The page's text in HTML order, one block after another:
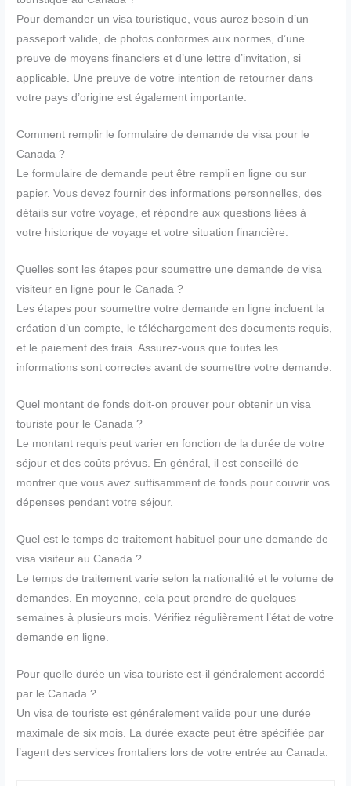
Pour demander un visa touristique, vous aurez besoin d’un
passeport valide, de photos conformes aux normes, d’une
preuve de moyens financiers et d’une lettre d’invitation, si
applicable. Une preuve de votre intention de retourner dans
votre pays d’origine est également importante.
Comment remplir le formulaire de demande de visa pour le
Canada ?
Le formulaire de demande peut être rempli en ligne ou sur
papier. Vous devez fournir des informations personnelles, des
détails sur votre voyage, et répondre aux questions liées à
votre historique de voyage et votre situation financière.
Quelles sont les étapes pour soumettre une demande de visa
visiteur en ligne pour le Canada ?
Les étapes pour soumettre votre demande en ligne incluent la
création d’un compte, le téléchargement des documents requis,
et le paiement des frais. Assurez-vous que toutes les
informations sont correctes avant de soumettre votre demande.
Quel montant de fonds doit-on prouver pour obtenir un visa
touriste pour le Canada ?
Le montant requis peut varier en fonction de la durée de votre
séjour et des coûts prévus. En général, il est conseillé de
montrer que vous avez suffisamment de fonds pour couvrir vos
dépenses pendant votre séjour.
Quel est le temps de traitement habituel pour une demande de
visa visiteur au Canada ?
Le temps de traitement varie selon la nationalité et le volume de
demandes. En moyenne, cela peut prendre de quelques
semaines à plusieurs mois. Vérifiez régulièrement l’état de votre
demande en ligne.
Pour quelle durée un visa touriste est-il généralement accordé
par le Canada ?
Un visa de touriste est généralement valide pour une durée
maximale de six mois. La durée exacte peut être spécifiée par
l’agent des services frontaliers lors de votre entrée au Canada.